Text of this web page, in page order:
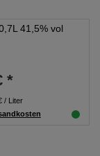
41,5% vol
*
/ Liter